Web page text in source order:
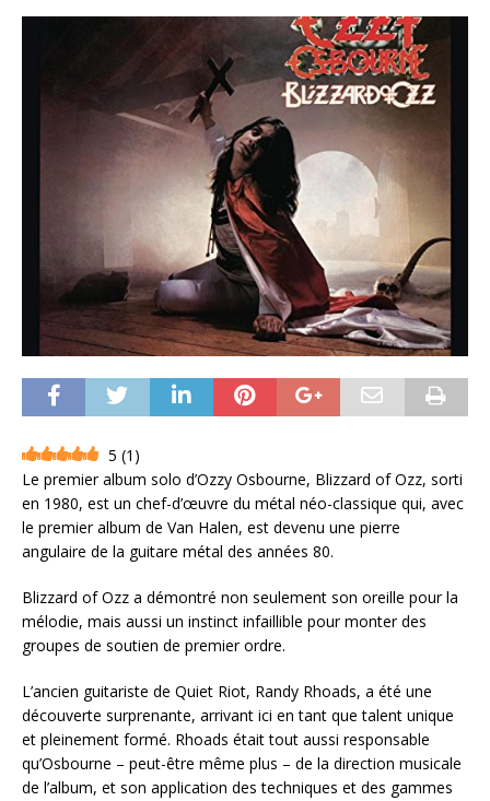
5 (1 )
Le premier album solo d’Ozzy Osbourne, Blizzard of Ozz, sorti
en 1980, est un chef-d’œuvre du métal néo-classique qui, avec
le premier album de Van Halen, est devenu une pierre
angulaire de la guitare métal des années 80.
Blizzard of Ozz a démontré non seulement son oreille pour la
mélodie, mais aussi un instinct infaillible pour monter des
groupes de soutien de premier ordre.
L’ancien guitariste de Quiet Riot, Randy Rhoads, a été une
découverte surprenante, arrivant ici en tant que talent unique
et pleinement formé. Rhoads était tout aussi responsable
qu’Osbourne – peut-être même plus – de la direction musicale
de l’album, et son application des techniques et des gammes